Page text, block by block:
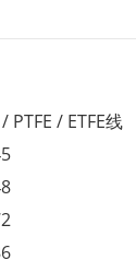
PTFE / ETFE线